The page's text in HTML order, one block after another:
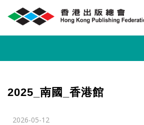
2025_南國_香港館
2026-05-12